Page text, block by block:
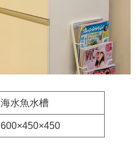
海水魚水槽
600×450×450